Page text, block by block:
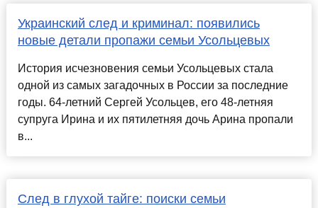
Украинский след и криминал: появились
новые детали пропажи семьи Усольцевых
История исчезновения семьи Усольцевых стала
одной из самых загадочных в России за последние
годы. 64-летний Сергей Усольцев, его 48-летняя
супруга Ирина и их пятилетняя дочь Арина пропали
в...
След в глухой тайге: поиски семьи